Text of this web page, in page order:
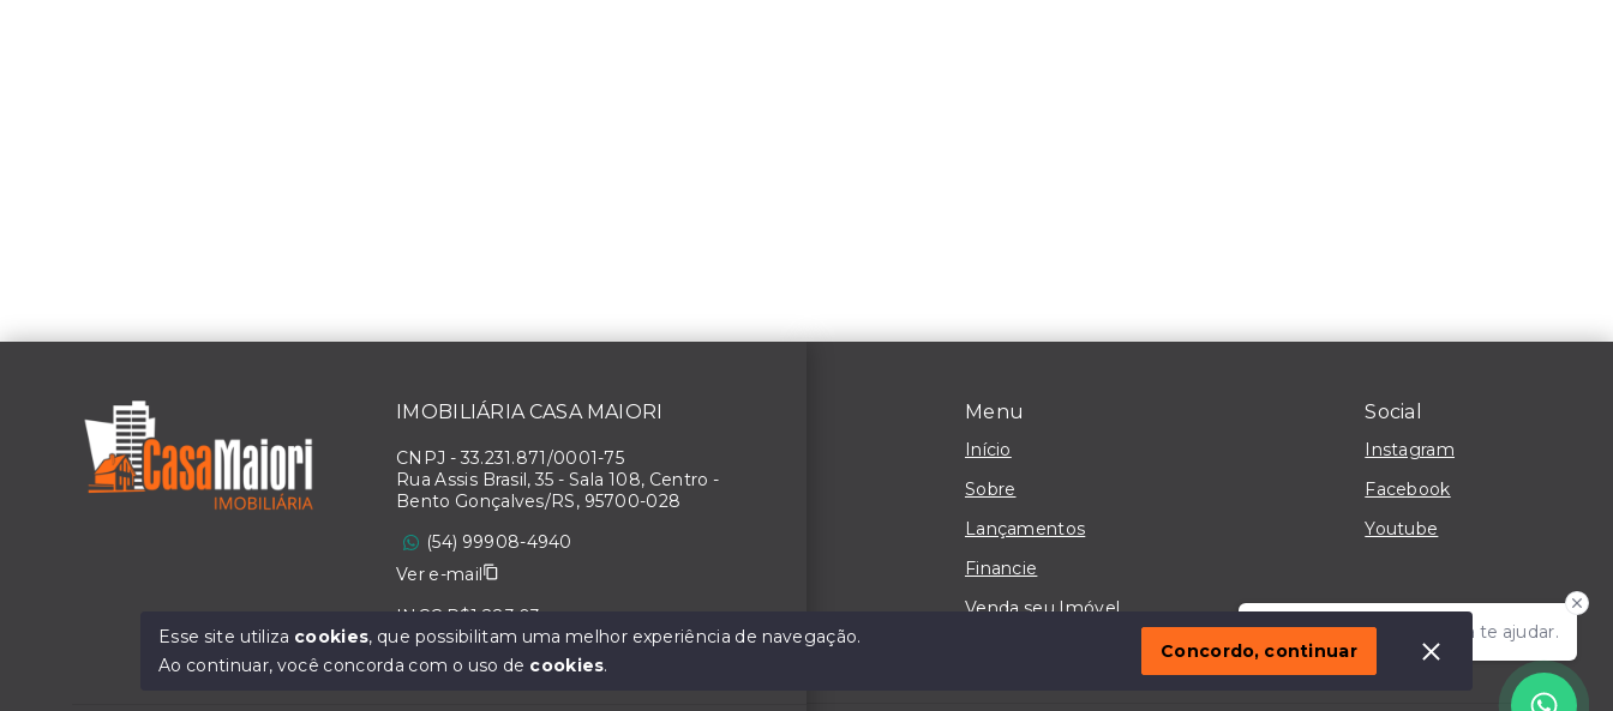
Olá! Estou disponível para te ajudar.
Menu
Início
Sobre
Lançamentos
Financie
Venda seu Imóvel
Social
Instagram
Facebook
Youtube
IMOBILIÁRIA CASA MAIORI
CNPJ - 33.231.871/0001-75
Rua Assis Brasil, 35 - Sala 108, Centro -
Bento Gonçalves/RS, 95700-028
(54) 99908-4940
Ver e-mail
INCC R$1.283,03
Esse site utiliza cookies, que possibilitam uma melhor experiência de navegação.
Ao continuar, você concorda com o uso de cookies.
Concordo, continuar